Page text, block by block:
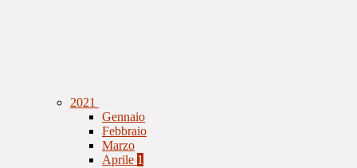
2021
Gennaio
Febbraio
Marzo
Aprile 1